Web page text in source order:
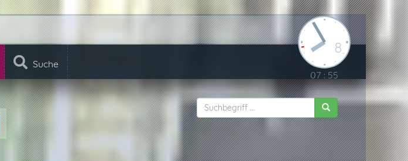
8
07 . 55
Suche